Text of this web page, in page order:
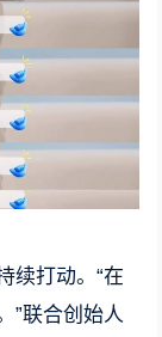
续打动。“在
”联合创始人